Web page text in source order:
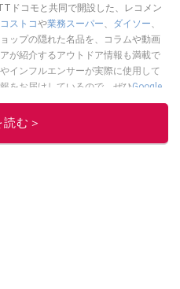
ドコモと共同で開設した、レコメン
コストコや業務スーパー、 ダイソー、
ップの隠れた名品を、コラムや動画
が紹介するアウトドア情報も満載で
インフルエンサーが実際に使用して
をお届けしているので、ぜひGoogle
イチオシストの他の記事を読む
む＞